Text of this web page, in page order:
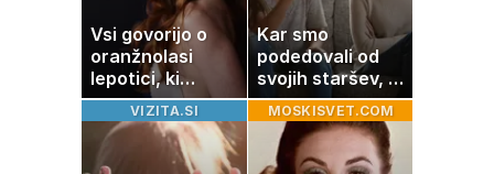
Vsi govorijo o
oranžnolasi
lepotici, ki
navdušuje s
skrivnostno
vlogo
Kar smo
podedovali od
svojih staršev, ni
nujno naša
usoda
VIZITA.SI MOSKISVET.COM